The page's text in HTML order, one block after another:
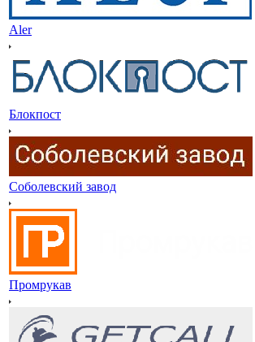
Aler
Блокпост
Соболевский завод
Промрукав